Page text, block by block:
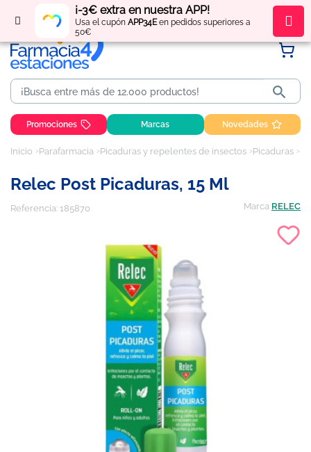
¡-3€ extra en nuestra APP!
Usa el cupón APP34Een pedidos superiores a
50€
Regístratey obténpuntos por tus compras

Promociones Marcas Novedades
Inicio Parafarmacia Picaduras y repelentes de insectos Picaduras
Relec Post Picaduras, 15 Ml
Referencia: 185870 Marca RELEC